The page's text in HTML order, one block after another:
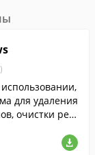
для удаления
очистки рее